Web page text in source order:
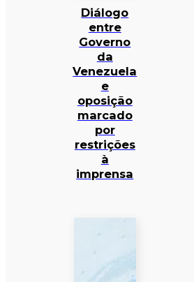
Diálogo
entre
Governo
da
Venezuela
e
oposição
marcado
por
restrições
à
imprensa